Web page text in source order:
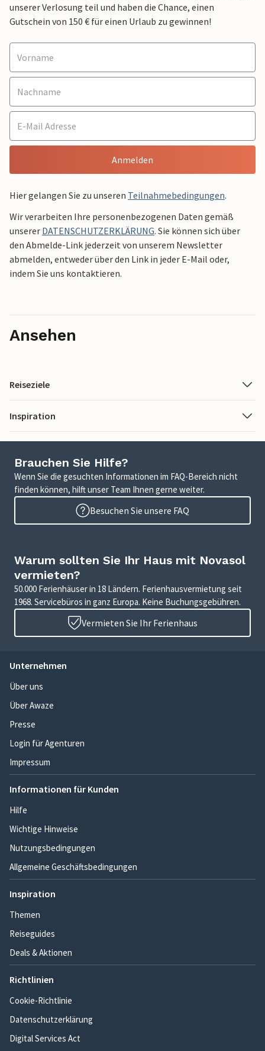
unserer Verlosung teil und haben die Chance, einen
Gutschein von 150 € für einen Urlaub zu gewinnen!
Anmelden
Hier gelangen Sie zu unseren Teilnahmebedingungen.
Wir verarbeiten Ihre personenbezogenen Daten gemäß
unserer DATENSCHUTZERKLÄRUNG. Sie können sich über
den Abmelde-Link jederzeit von unserem Newsletter
abmelden, entweder über den Link in jeder E-Mail oder,
indem Sie uns kontaktieren.
Ansehen
Reiseziele
Inspiration
Brauchen Sie Hilfe?
Wenn Sie die gesuchten Informationen im FAQ-Bereich nicht
finden können, hilft unser Team Ihnen gerne weiter.
Besuchen Sie unsere FAQ
Warum sollten Sie Ihr Haus mit Novasol
vermieten?
50.000 Ferienhäuser in 18 Ländern. Ferienhausvermietung seit
1968. Servicebüros in ganz Europa. Keine Buchungsgebühren.
Vermieten Sie Ihr Ferienhaus
Unternehmen
Über uns
Über Awaze
Presse
Login für Agenturen
Impressum
Informationen für Kunden
Hilfe
Wichtige Hinweise
Nutzungsbedingungen
Allgemeine Geschäftsbedingungen
Inspiration
Themen
Reiseguides
Deals & Aktionen
Richtlinien
Cookie-Richtlinie
Datenschutzerklärung
Digital Services Act